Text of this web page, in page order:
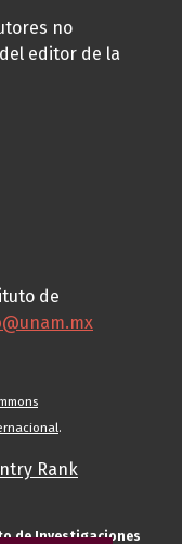
no
editor de la
de
.
de Investigaciones